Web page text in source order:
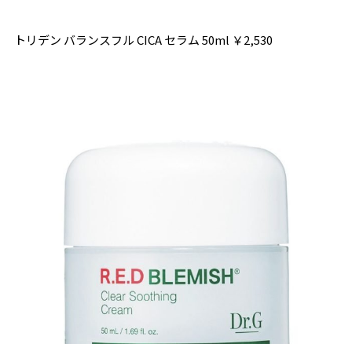
トリデン バランスフルCICAセラム50ml ￥2,530